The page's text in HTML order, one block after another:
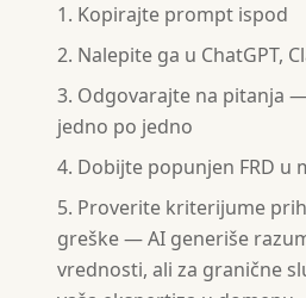
Kopirajte prompt ispod
Nalepite ga u ChatGPT,
Odgovarajte na pitanja
jedno po jedno
Dobijte popunjen FRD
Proverite kriterijume
greške — AI generiše
vrednosti, ali za granične